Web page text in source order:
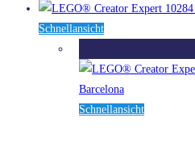
Schnellansicht
Schnellansicht